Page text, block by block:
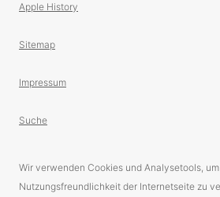
Apple History
Sitemap
Impressum
Suche
Wir verwenden Cookies und Analysetools,
Nutzungsfreundlichkeit der Internetseite zu